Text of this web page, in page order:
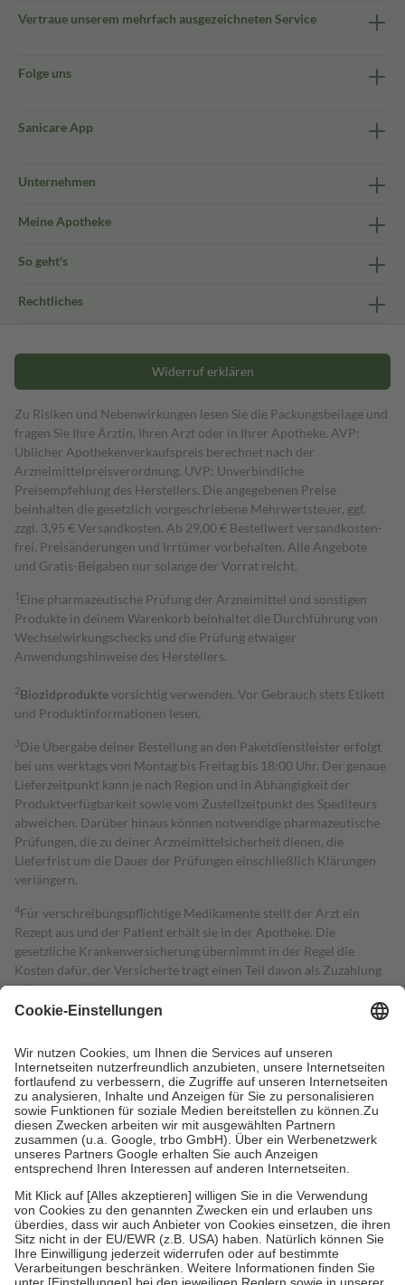
Vertraue unserem mehrfach ausgezeichneten Service
Folge uns
Sanicare App
Unternehmen
Meine Apotheke
So geht's
Rechtliches
Widerruf erklären
Zu Risiken und Nebenwirkungen lesen Sie die Packungsbeilage und
fragen Sie Ihre Ärztin, Ihren Arzt oder in Ihrer Apotheke. AVP:
Üblicher Apothekenverkaufspreis berechnet nach der
Arzneimittelpreisverordnung. UVP: Unverbindliche
Preisempfehlung des Herstellers. Die angegebenen Preise
beinhalten die gesetzlich vorgeschriebene Mehrwertsteuer, ggf.
zzgl. 3,95 € Versandkosten. Ab 29,00 € Bestell­wert versand­kosten­
frei. Preisänderungen und Irrtümer vorbehalten. Alle Angebote
und Gratis-Beigaben nur solange der Vorrat reicht.
1 Eine pharmazeutische Prüfung der Arzneimittel und sonstigen
Produkte in deinem Warenkorb beinhaltet die Durchführung von
Wechselwirkungschecks und die Prüfung etwaiger
Anwendungshinweise des Herstellers.
2Biozidproduktevorsichtig verwenden. Vor Gebrauch stets Etikett
und Produktinformationen lesen.
3Die Übergabe deiner Bestellung an den Paketdienstleister erfolgt
bei uns werktags von Montag bis Freitag bis 18:00 Uhr. Der genaue
Lieferzeitpunkt kann je nach Region und in Abhängigkeit der
Produktverfügbarkeit sowie vom Zustellzeitpunkt des Spediteurs
abweichen. Darüber hinaus können notwendige pharmazeutische
Prüfungen, die zu deiner Arzneimittelsicherheit dienen, die
Lieferfrist um die Dauer der Prüfungen einschließlich Klärungen
verlängern.
4Für verschreibungspflichtige Medikamente stellt der Arzt ein
Rezept aus und der Patient erhält sie in der Apotheke. Die
gesetzliche Krankenversicherung übernimmt in der Regel die
Kosten dafür, der Versicherte trägt einen Teil davon als Zuzahlung
mit.
Grundsätzlich leisten Mitglieder Zuzahlungen in Höhe von zehn
höchstens zehn Euro.
Es sind jedoch nie mehr als die tatsächlichen
Kosten der Leistung zu entrichten.
Diese Regeln gelten grundsätzlich auch für Online-Apotheken.
Bei Heilmitteln und häuslicher Krankenpflege beträgt die
Zuzahlung zehn Prozent der Kosten sowie zehn Euro je
Verordnung.
Um das Engagement der Versicherten für ihre eigene Gesundheit zu
stärken und die besondere Stellung der Familie zu unterstützen,
fallenkeine Zuzahlungenan bei:
• Kindern und Jugendlichen bis zum vollendeten 18. Lebensjahr
mit Ausnahme der Fahrkosten
• Untersuchungen zur Vorsorge und Früherkennung, die von der
GKV getragen werden